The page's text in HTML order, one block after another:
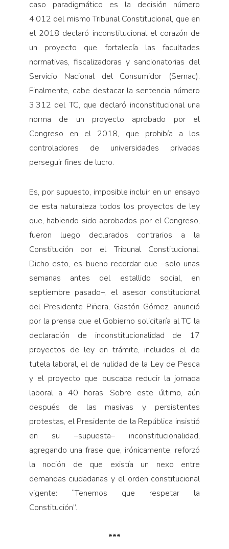
caso paradigmático es la decisión número
4.012 del mismo Tribunal Constitucional, que en
el 2018 declaró inconstitucional el corazón de
un proyecto que fortalecía las facultades
normativas, fiscalizadoras y sancionatorias del
Servicio Nacional del Consumidor (Sernac).
Finalmente, cabe destacar la sentencia número
3.312 del TC, que declaró inconstitucional una
norma de un proyecto aprobado por el
Congreso en el 2018, que prohibía a los
controladores de universidades privadas
perseguir fines de lucro.
Es, por supuesto, imposible incluir en un ensayo
de esta naturaleza todos los proyectos de ley
que, habiendo sido aprobados por el Congreso,
fueron luego declarados contrarios a la
Constitución por el Tribunal Constitucional.
Dicho esto, es bueno recordar que –solo unas
semanas antes del estallido social, en
septiembre pasado–, el asesor constitucional
del Presidente Piñera, Gastón Gómez, anunció
por la prensa que el Gobierno solicitaría al TC la
declaración de inconstitucionalidad de 17
proyectos de ley en trámite, incluidos el de
tutela laboral, el de nulidad de la Ley de Pesca
y el proyecto que buscaba reducir la jornada
laboral a 40 horas. Sobre este último, aún
después de las masivas y persistentes
protestas, el Presidente de la República insistió
en su –supuesta– inconstitucionalidad,
agregando una frase que, irónicamente, reforzó
la noción de que existía un nexo entre
demandas ciudadanas y el orden constitucional
vigente: “Tenemos que respetar la
Constitución”.
***